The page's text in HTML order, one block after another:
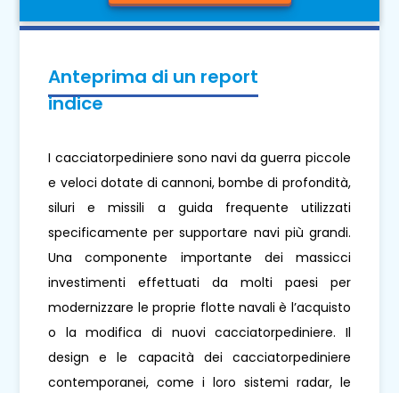
Anteprima di un report
indice
I cacciatorpediniere sono navi da guerra piccole
e veloci dotate di cannoni, bombe di profondità,
siluri e missili a guida frequente utilizzati
specificamente per supportare navi più grandi.
Una componente importante dei massicci
investimenti effettuati da molti paesi per
modernizzare le proprie flotte navali è l’acquisto
o la modifica di nuovi cacciatorpediniere. Il
design e le capacità dei cacciatorpediniere
contemporanei, come i loro sistemi radar, le